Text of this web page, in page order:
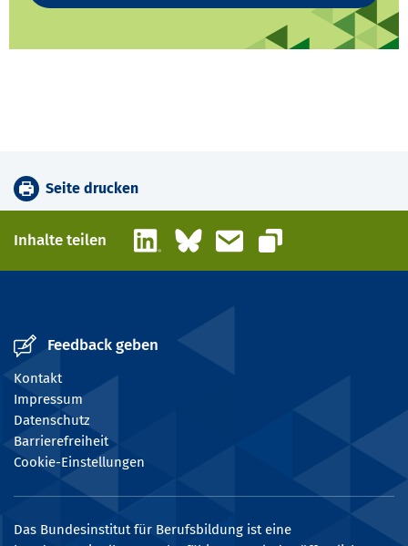
Seite drucken
Inhalte teilen LinkedInBlueskyE-Mail
Link kopieren
Feedback geben
Kontakt
Impressum
Datenschutz
Barrierefreiheit
Cookie-Einstellungen
Das Bundesinstitut für Berufsbildung ist eine